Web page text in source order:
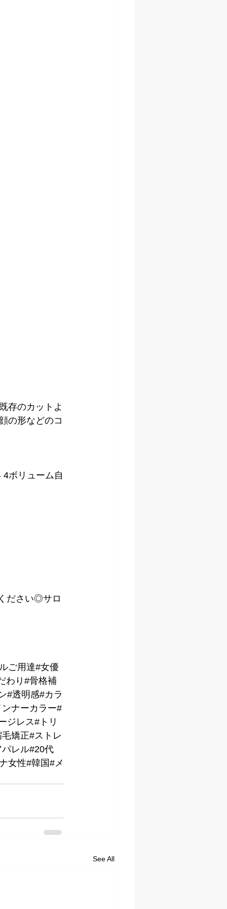
存のカットよ
の形などのコ
ボリューム自
ださい◎サロ
ご用達#女優
わり#骨格補
#透明感#カラ
ナーカラー#
ジレス#トリ
矯正#ストレ
レル#20代
女性#韓国#メ
See All